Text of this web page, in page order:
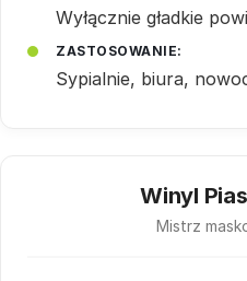
Wyłącznie gładkie
ZASTOSOWANIE:
Sypialnie, biura,
Winyl
Mistrz